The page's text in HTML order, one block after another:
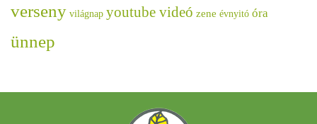
verseny világnap youtube videó zene évnyitó óra
ünnep